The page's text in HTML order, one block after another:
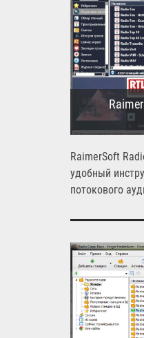
RaimerSoft
удобный
потокового